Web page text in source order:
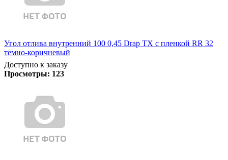
Угол отлива внутренний 100 0,45 Drap TX с пленкой RR 32
темно-коричневый
Доступно к заказу
Просмотры: 123